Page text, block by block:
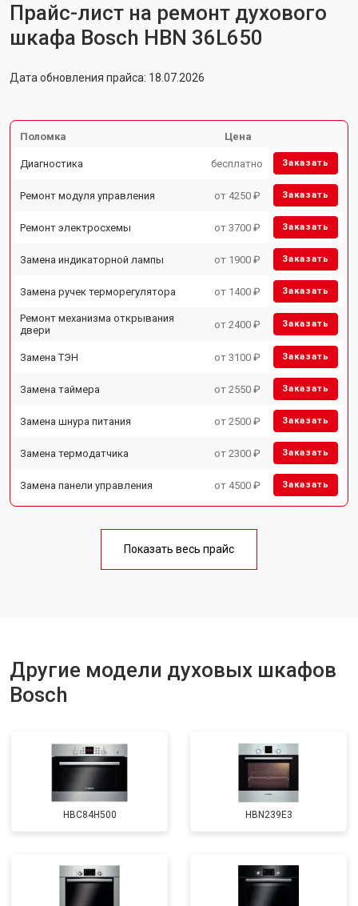
Прайс-лист на ремонт духового
шкафа Bosch HBN 36L650
Дата обновления прайса: 18.07.2026
Поломка Цена
Диагностика бесплатно Заказать
Ремонт модуля управления от 4250 ₽ Заказать
Ремонт электросхемы от 3700 ₽ Заказать
Замена индикаторной лампы от 1900 ₽ Заказать
Замена ручек терморегулятора от 1400 ₽ Заказать
Ремонт механизма открывания
двери
от 2400 ₽ Заказать
Замена ТЭН от 3100 ₽ Заказать
Замена таймера от 2550 ₽ Заказать
Замена шнура питания от 2500 ₽ Заказать
Замена термодатчика от 2300 ₽ Заказать
Замена панели управления от 4500 ₽ Заказать
Показать весь прайс
Другие модели духовых шкафов
Bosch
HBC84H500 HBN239E3